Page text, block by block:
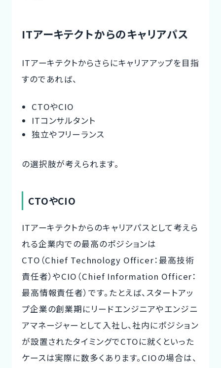
ITアーキテクトからのキャリアパス
ITアーキテクトからさらにキャリアアップを目指
すのであれば、
CTOやCIO
ITコンサルタント
独立やフリーランス
の選択肢が考えられます。
CTOやCIO
ITアーキテクトからのキャリアパスとして考えら
れる企業内での最高のポジションは
CTO（Chief Technology Officer：最高技術
責任者）やCIO（Chief Information Officer：
最高情報責任者）です。たとえば、スタートアッ
プ企業の創業期にリードエンジニアやエンジニ
アマネージャーとして入社し、社内にポジション
が設置されたタイミングでCTOに就くといった
ケースは実際に数多くあります。CIOの場合は、